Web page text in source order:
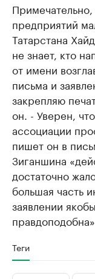
предприятий
Татарстана
не знает, кто
от имени
письма и
закрепляю
он. - Уверен,
ассоциации
пишет он в
Зиганшина
достаточно
большая часть
заявлении
правдоподобна».
Теги